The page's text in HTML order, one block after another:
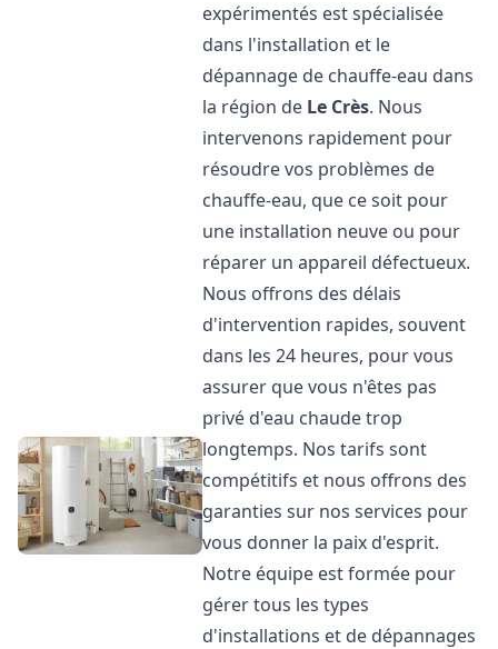
expérimentés est spécialisée
dans l'installation et le
dépannage de chauffe-eau dans
la région de Le Crès. Nous
intervenons rapidement pour
résoudre vos problèmes de
chauffe-eau, que ce soit pour
une installation neuve ou pour
réparer un appareil défectueux.
Nous offrons des délais
d'intervention rapides, souvent
dans les 24 heures, pour vous
assurer que vous n'êtes pas
privé d'eau chaude trop
longtemps. Nos tarifs sont
compétitifs et nous offrons des
garanties sur nos services pour
vous donner la paix d'esprit.
Notre équipe est formée pour
gérer tous les types
d'installations et de dépannages